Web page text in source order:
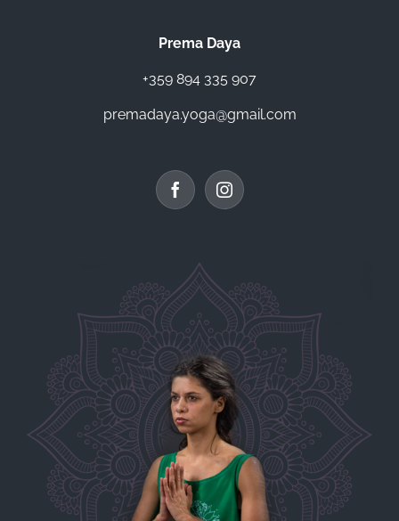
Prema Daya
+359 894 335 907
premadaya.yoga@gmail.com